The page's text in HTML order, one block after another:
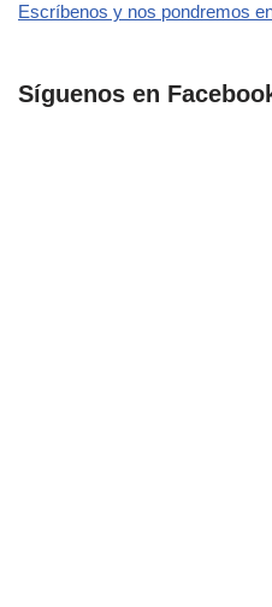
Escríbenos y nos pondremos
Síguenos en